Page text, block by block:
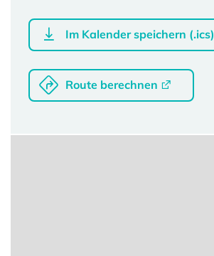
Im Kalender speichern (.ics)
Route berechnen